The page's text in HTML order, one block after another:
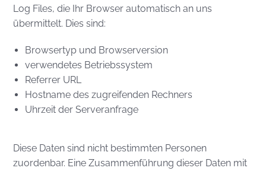
Log Files, die Ihr Browser automatisch an uns
übermittelt. Dies sind:
Browsertyp und Browserversion
verwendetes Betriebssystem
Referrer URL
Hostname des zugreifenden Rechners
Uhrzeit der Serveranfrage
Diese Daten sind nicht bestimmten Personen
zuordenbar. Eine Zusammenführung dieser Daten mit